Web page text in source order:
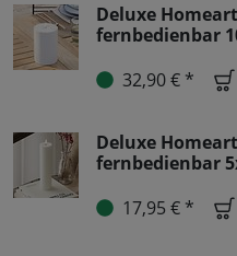
Deluxe
fernbedienbar
32,90 € *
Deluxe
fernbedienbar
17,95 € *